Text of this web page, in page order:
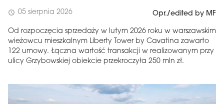
schedule 05 sierpnia 2026 Opr./edited by MF
Od rozpoczęcia sprzedaży w lutym 2026 roku w warszawskim
wieżowcu mieszkalnym Liberty Tower by Cavatina zawarto
122 umowy. Łączna wartość transakcji w realizowanym przy
ulicy Grzybowskiej obiekcie przekroczyła 250 mln zł.